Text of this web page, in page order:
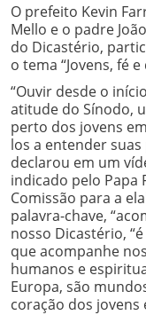
O prefeito Kevin
Mello e o padre
do Dicastério,
o tema “Jovens, fé
“Ouvir desde o
atitude do Sínodo,
perto dos jovens
los a entender
declarou em um
indicado pelo Papa
Comissão para a
palavra-chave,
nosso Dicastério,
que acompanhe
humanos e
Europa, são
coração dos jovens